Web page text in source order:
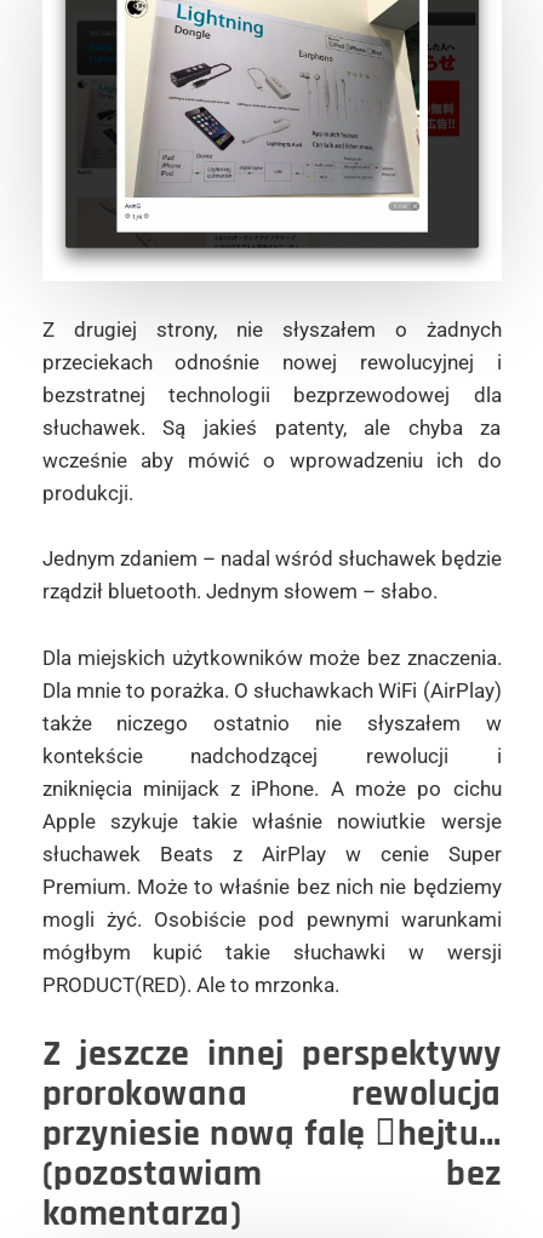
Z drugiej strony, nie słyszałem o żadnych
przeciekach odnośnie nowej rewolucyjnej i
bezstratnej technologii bezprzewodowej dla
słuchawek. Są jakieś patenty, ale chyba za
wcześnie aby mówić o wprowadzeniu ich do
produkcji.
Jednym zdaniem – nadal wśród słuchawek będzie
rządził bluetooth. Jednym słowem – słabo.
Dla miejskich użytkowników może bez znaczenia.
Dla mnie to porażka. O słuchawkach WiFi (AirPlay)
także niczego ostatnio nie słyszałem w
kontekście nadchodzącej rewolucji i
zniknięcia minijack z iPhone. A może po cichu
Apple szykuje takie właśnie nowiutkie wersje
słuchawek Beats z AirPlay w cenie Super
Premium. Może to właśnie bez nich nie będziemy
mogli żyć. Osobiście pod pewnymi warunkami
mógłbym kupić takie słuchawki w wersji
PRODUCT(RED). Ale to mrzonka.
Z jeszcze innej perspektywy
prorokowana rewolucja
przyniesie nową falę hejtu…
(pozostawiam bez
komentarza)